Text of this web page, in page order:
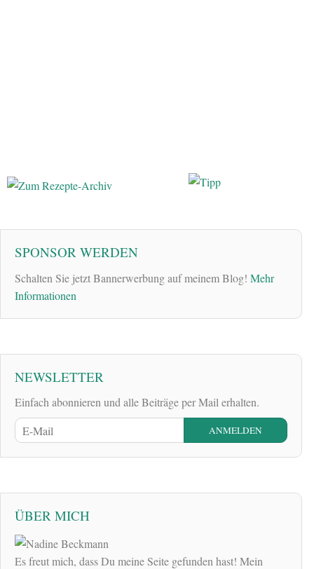
SPONSOR WERDEN
Schalten Sie jetzt Bannerwerbung auf meinem Blog! Mehr
Informationen
NEWSLETTER
Einfach abonnieren und alle Beiträge per Mail erhalten.
ÜBER MICH
Es freut mich, dass Du meine Seite gefunden hast! Mein